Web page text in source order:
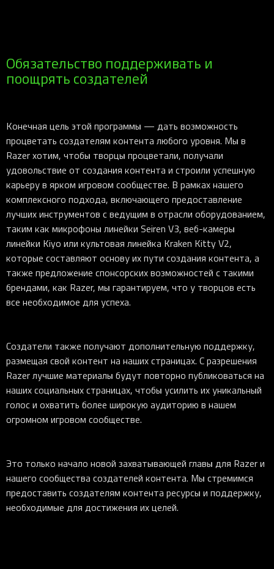
Обязательство поддерживать и
поощрять создателей
Конечная цель этой программы — дать возможность
процветать создателям контента любого уровня. Мы в
Razer хотим, чтобы творцы процветали, получали
удовольствие от создания контента и строили успешную
карьеру в ярком игровом сообществе. В рамках нашего
комплексного подхода, включающего предоставление
лучших инструментов с ведущим в отрасли оборудованием,
таким как микрофоны линейки Seiren V3, веб-камеры
линейки Kiyo или культовая линейка Kraken Kitty V2,
которые составляют основу их пути создания контента, а
также предложение спонсорских возможностей с такими
брендами, как Razer, мы гарантируем, что у творцов есть
все необходимое для успеха.
Создатели также получают дополнительную поддержку,
размещая свой контент на наших страницах. С разрешения
Razer лучшие материалы будут повторно публиковаться на
наших социальных страницах, чтобы усилить их уникальный
голос и охватить более широкую аудиторию в нашем
огромном игровом сообществе.
Это только начало новой захватывающей главы для Razer и
нашего сообщества создателей контента. Мы стремимся
предоставить создателям контента ресурсы и поддержку,
необходимые для достижения их целей.